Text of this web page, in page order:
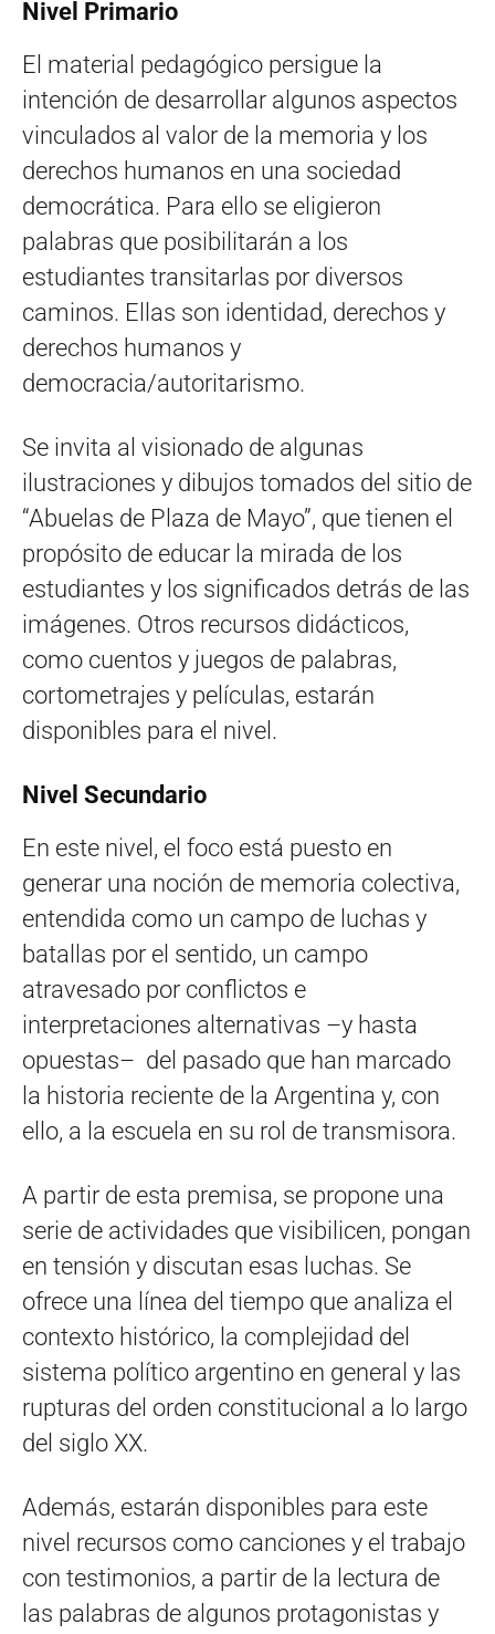
Nivel Primario
El material pedagógico persigue la
intención de desarrollar algunos aspectos
vinculados al valor de la memoria y los
derechos humanos en una sociedad
democrática. Para ello se eligieron
palabras que posibilitarán a los
estudiantes transitarlas por diversos
caminos. Ellas son identidad, derechos y
derechos humanos y
democracia/autoritarismo.
Se invita al visionado de algunas
ilustraciones y dibujos tomados del sitio de
“Abuelas de Plaza de Mayo”, que tienen el
propósito de educar la mirada de los
estudiantes y los significados detrás de las
imágenes. Otros recursos didácticos,
como cuentos y juegos de palabras,
cortometrajes y películas, estarán
disponibles para el nivel.
Nivel Secundario
En este nivel, el foco está puesto en
generar una noción de memoria colectiva,
entendida como un campo de luchas y
batallas por el sentido, un campo
atravesado por conflictos e
interpretaciones alternativas –y hasta
opuestas– del pasado que han marcado
la historia reciente de la Argentina y, con
ello, a la escuela en su rol de transmisora.
A partir de esta premisa, se propone una
serie de actividades que visibilicen, pongan
en tensión y discutan esas luchas. Se
ofrece una línea del tiempo que analiza el
contexto histórico, la complejidad del
sistema político argentino en general y las
rupturas del orden constitucional a lo largo
del siglo XX.
Además, estarán disponibles para este
nivel recursos como canciones y el trabajo
con testimonios, a partir de la lectura de
las palabras de algunos protagonistas y